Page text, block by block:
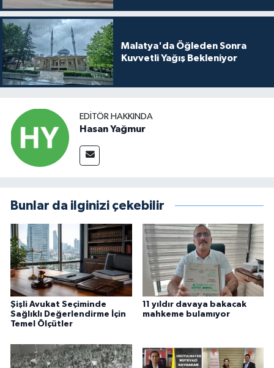
Malatya'da Öğleden Sonra
Kuvvetli Yağış Bekleniyor
EDITÖR HAKKINDA
Hasan Yağmur
Bunlar da ilginizi çekebilir
Şişli Avukat Seçiminde
Sağlıklı Değerlendirme İçin
Temel Ölçütler
11 yıldır davaya bakacak
mahkeme bulamıyor